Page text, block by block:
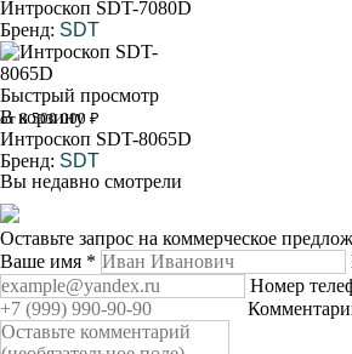
Интроскоп SDT-7080D
Бренд: SDT
Быстрый просмотр
В корзину
от 8 500 000 ₽
Интроскоп SDT-8065D
Бренд: SDT
Вы недавно смотрели
Оставьте запрос на коммерческое
Ваше имя *
Номер